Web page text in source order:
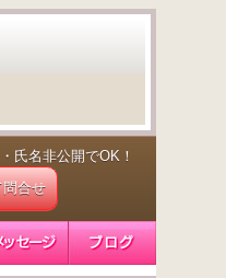
氏名非公開でOK！
合せ